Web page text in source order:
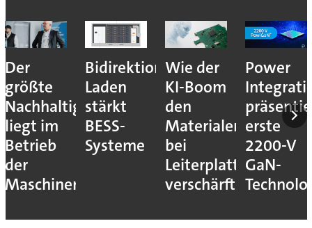
Der
größte
Nachhaltigkeitshebel
liegt im
Betrieb
der
Maschinen
Bidirektionales
Laden
stärkt
BESS-
Systeme
Wie der
KI-Boom
den
Materialengpass
bei
Leiterplatten
verschärft
Power
erste
2200-V
GaN-